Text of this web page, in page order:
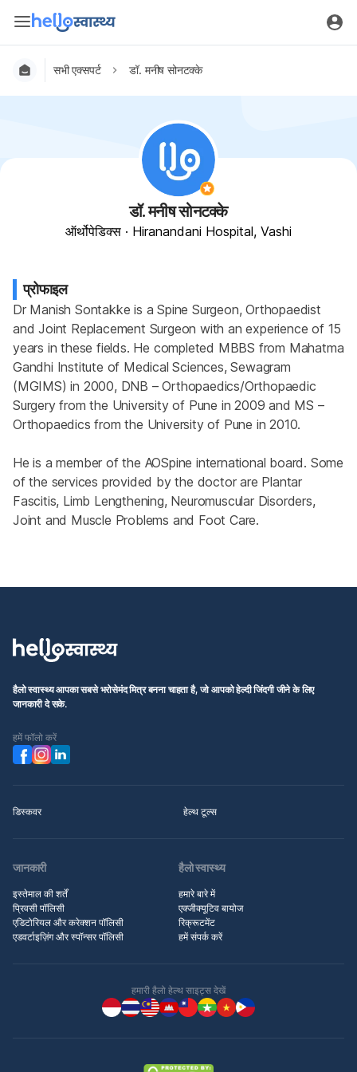
सभी एक्सपर्ट डॉ. मनीष सोनटक्के
डॉ. मनीष सोनटक्के
ऑर्थोपेडिक्स · Hiranandani Hospital, Vashi
प्रोफाइल
Dr Manish Sontakke is a Spine Surgeon, Orthopaedist
and Joint Replacement Surgeon with an experience of 15
years in these fields. He completed MBBS from Mahatma
Gandhi Institute of Medical Sciences, Sewagram
(MGIMS) in 2000, DNB – Orthopaedics/Orthopaedic
Surgery from the University of Pune in 2009 and MS –
Orthopaedics from the University of Pune in 2010.
He is a member of the AOSpine international board. Some
of the services provided by the doctor are Plantar
Fascitis, Limb Lengthening, Neuromuscular Disorders,
Joint and Muscle Problems and Foot Care.
हैलो स्वास्थ्य आपका सबसे भरोसेमंद मित्र बनना चाहता है, जो आपको हेल्दी जिंदगी जीने के लिए
जानकारी दे सके.
हमें फॉलो करें
डिस्कवर हेल्थ टूल्स
जानकारी
इस्तेमाल की शर्तें
प्रिवसी पॉलिसी
एडिटोरियल और करेक्शन पॉलिसी
एडवर्टाइज़िंग और स्पॉन्सर पॉलिसी
हैलो स्वास्थ्य
हमारे बारे में
एक्जीक्यूटिव बायोज
रिक्रूटमेंट
हमें संपर्क करें
हमारी हैलो हेल्थ साइट्स देखें